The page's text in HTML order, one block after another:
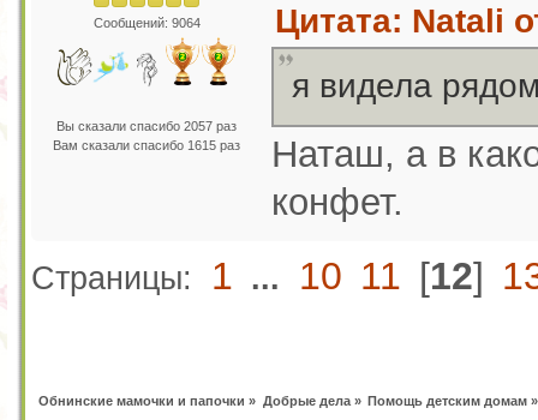
Сообщений: 9064
Вы сказали спасибо 2057 раз
Вам сказали спасибо 1615 раз
Цитата: Natali
я видела
Наташ, а в
конфет.
Страницы: 1 ... 10 11 [12]
Обнинские мамочки и папочки » Добрые дела» Помощь детским домам»